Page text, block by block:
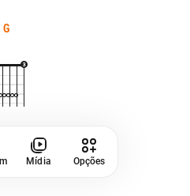
G
Mídia Opções